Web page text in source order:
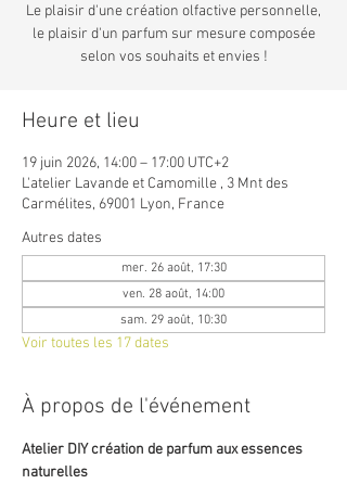
Le plaisir d'une création olfactive personnelle,
le plaisir d'un parfum sur mesure composée
selon vos souhaits et envies !
Heure et lieu
19 juin 2026, 14:00 – 17:00 UTC+2
L'atelier Lavande et Camomille , 3 Mnt des
Carmélites, 69001 Lyon, France
Autres dates
mer. 26 août, 17:30
ven. 28 août, 14:00
sam. 29 août, 10:30
Voir toutes les 17 dates
À propos de l'événement
Atelier DIY création de parfum aux essences
naturelles